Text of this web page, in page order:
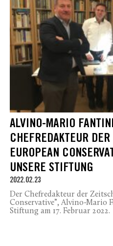
ALVINO-MARIO
CHEFREDAKTEUR
EUROPEAN
UNSERE STIFTUNG
2022.02.23
Der Chefredakteur der
Conservative”, Alvino-Mario
Stiftung am 17. Februar 2022.